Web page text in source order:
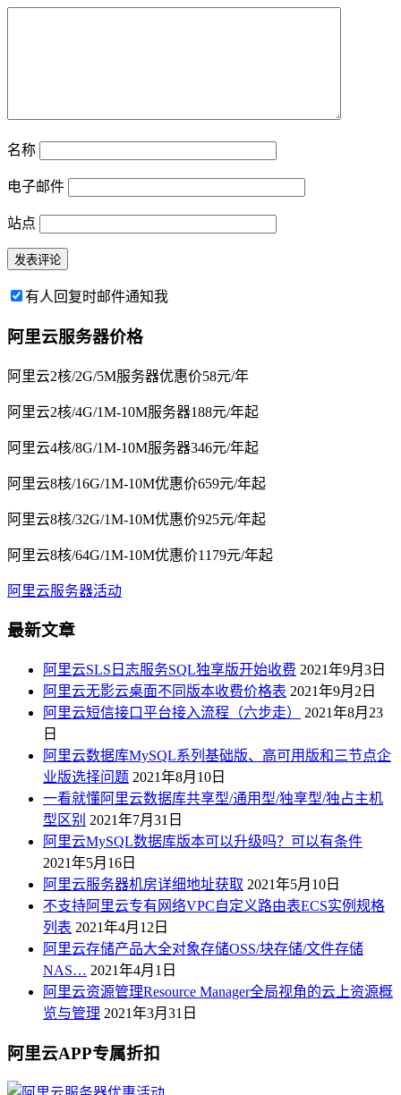
名称
电子邮件
站点
有人回复时邮件通知我
阿里云服务器价格
阿里云2核/2G/5M服务器优惠价58元/年
阿里云2核/4G/1M-10M服务器188元/年起
阿里云4核/8G/1M-10M服务器346元/年起
阿里云8核/16G/1M-10M优惠价659元/年起
阿里云8核/32G/1M-10M优惠价925元/年起
阿里云8核/64G/1M-10M优惠价1179元/年起
阿里云服务器活动
最新文章
阿里云SLS日志服务SQL独享版开始收费 2021年9月3日
阿里云无影云桌面不同版本收费价格表 2021年9月2日
阿里云短信接口平台接入流程（六步走）
2021年8月23
日
阿里云数据库MySQL系列基础版、高可用版和三节点企
业版选择问题 2021年8月10日
一看就懂阿里云数据库共享型/通用型/独享型/独占主机
型区别 2021年7月31日
阿里云MySQL数据库版本可以升级吗？可以有条件
2021年5月16日
阿里云服务器机房详细地址获取 2021年5月10日
不支持阿里云专有网络VPC自定义路由表ECS实例规格
列表 2021年4月12日
阿里云存储产品大全对象存储OSS/块存储/文件存储
NAS… 2021年4月1日
阿里云资源管理Resource Manager全局视角的云上资源概
览与管理 2021年3月31日
阿里云APP专属折扣